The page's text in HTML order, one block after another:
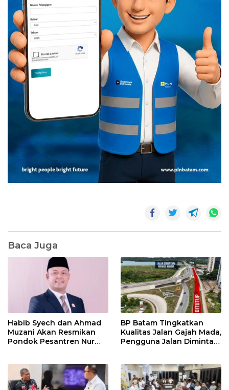
Baca Juga
Habib Syech dan Ahmad
Muzani Akan Resmikan
Pondok Pesantren Nur
BP Batam Tingkatkan
Kualitas Jalan Gajah Mada,
Pengguna Jalan Diminta